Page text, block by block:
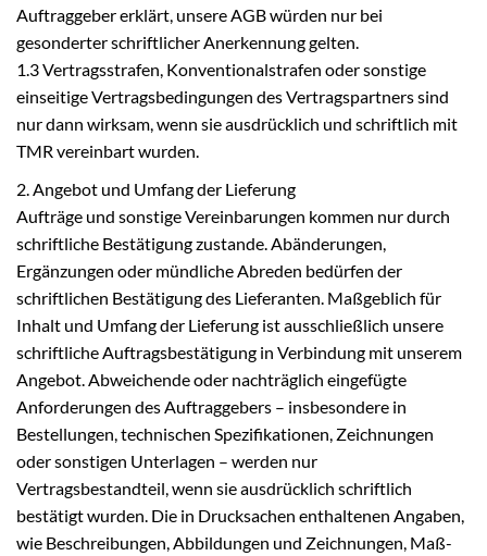
Auftraggeber erklärt, unsere AGB würden nur bei
gesonderter schriftlicher Anerkennung gelten.
1.3 Vertragsstrafen, Konventionalstrafen oder sonstige
einseitige Vertragsbedingungen des Vertragspartners sind
nur dann wirksam, wenn sie ausdrücklich und schriftlich mit
TMR vereinbart wurden.
2. Angebot und Umfang der Lieferung
Aufträge und sonstige Vereinbarungen kommen nur durch
schriftliche Bestätigung zustande. Abänderungen,
Ergänzungen oder mündliche Abreden bedürfen der
schriftlichen Bestätigung des Lieferanten. Maßgeblich für
Inhalt und Umfang der Lieferung ist ausschließlich unsere
schriftliche Auftragsbestätigung in Verbindung mit unserem
Angebot. Abweichende oder nachträglich eingefügte
Anforderungen des Auftraggebers – insbesondere in
Bestellungen, technischen Spezifikationen, Zeichnungen
oder sonstigen Unterlagen – werden nur
Vertragsbestandteil, wenn sie ausdrücklich schriftlich
bestätigt wurden. Die in Drucksachen enthaltenen Angaben,
wie Beschreibungen, Abbildungen und Zeichnungen, Maß-